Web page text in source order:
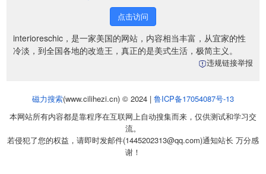
点击访问
interioreschic，是一家美国的网站，内容相当丰富，从宜家的性
冷淡，到全国各地的改造王，真正的是美式生活，极简主义。
违规链接举报
磁力搜索(www.cilihezi.cn) © 2024 | 鲁ICP备17054087号-13
本网站所有内容都是靠程序在互联网上自动搜集而来，仅供测试和学习交
流。
若侵犯了您的权益，请即时发邮件(1445202313@qq.com)通知站长 万分感
谢！